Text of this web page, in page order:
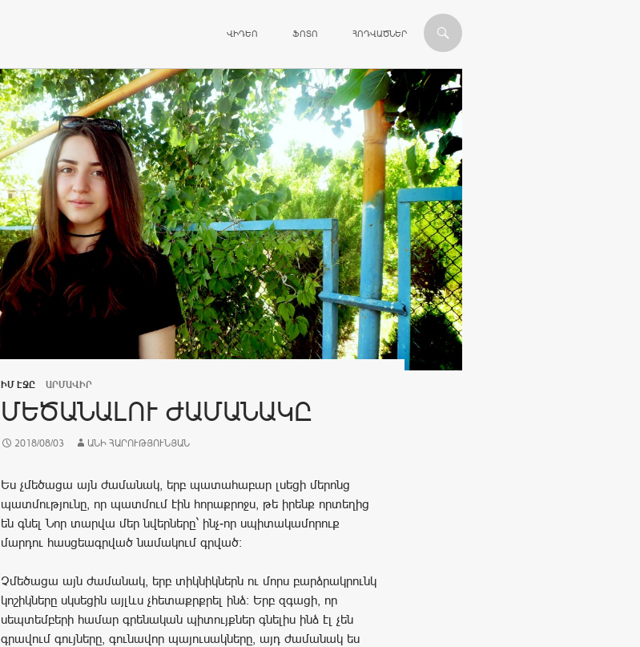
ՎԻԴԵՈ ՖՈՏՈ ՀՈԴՎԱԾՆԵՐ
ԻՄ ԷՋԸ ԱՐՄԱՎԻՐ
ՄԵԾԱՆԱԼՈՒ ԺԱՄԱՆԱԿԸ
2018/08/03 ԱՆԻ ՀԱՐՈՒԹՅՈՒՆՅԱՆ
Ես չմեծացա այն ժամանակ, երբ պատահաբար լսեցի մերոնց
պատմությունը, որ պատմում էին հորաքրոջս, թե իրենք որտեղից
են գնել Նոր տարվա մեր նվերները` ինչ-որ սպիտակամորուք
մարդու հասցեագրված նամակում գրված:
Չմեծացա այն ժամանակ, երբ տիկնիկներն ու մորս բարձրակրունկ
կոշիկները սկսեցին այլևս չհետաքրքրել ինձ: Երբ զգացի, որ
սեպտեմբերի համար գրենական պիտույքներ գնելիս ինձ էլ չեն
գրավում գույները, գունավոր պայուսակները, այդ ժամանակ ես